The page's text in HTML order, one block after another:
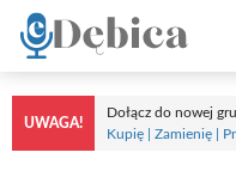
Przejdź
treści
UWAGA!
Dołącz do nowej
Kupię | Zamienię |